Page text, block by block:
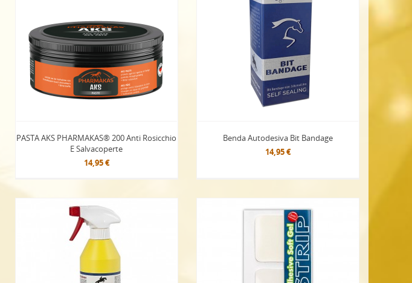
PASTA AKS PHARMAKAS® 200 Anti Rosicchio
E Salvacoperte
14,95 €
Benda Autodesiva Bit Bandage
14,95 €